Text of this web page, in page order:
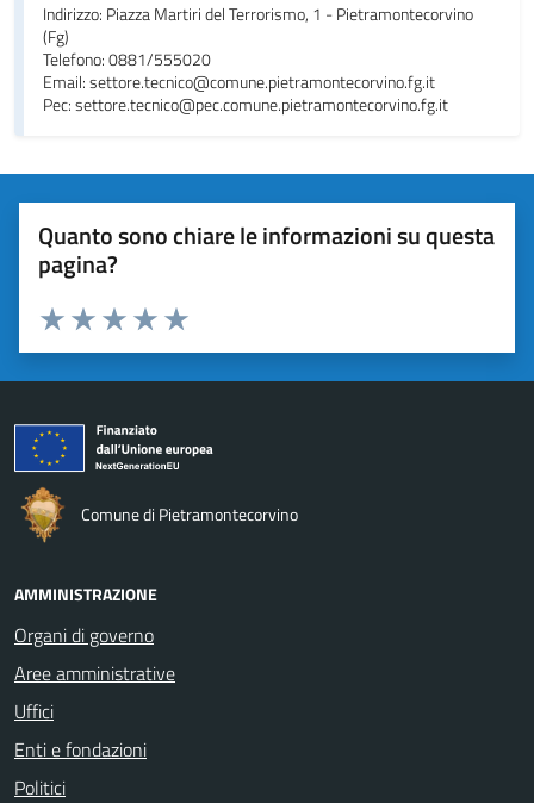
Indirizzo: Piazza Martiri del Terrorismo, 1 - Pietramontecorvino
(Fg)
Telefono: 0881/555020
Email: settore.tecnico@comune.pietramontecorvino.fg.it
Pec: settore.tecnico@pec.comune.pietramontecorvino.fg.it
Quanto sono chiare le informazioni su questa
pagina?
Valuta da 1 a 5 stelle la pagina
Valuta 5 stelle su 5
Valuta 4 stelle su 5
Valuta 3 stelle su 5
Valuta 2 stelle su 5
Valuta 1 stelle su 5
Comune di Pietramontecorvino
AMMINISTRAZIONE
Organi di governo
Aree amministrative
Uffici
Enti e fondazioni
Politici